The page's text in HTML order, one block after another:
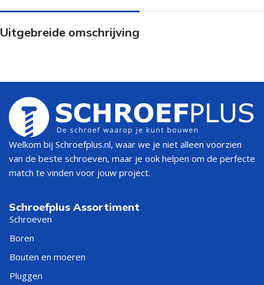
Uitgebreide omschrijving
Welkom bij Schroefplus.nl, waar we je niet alleen voorzien
van de beste schroeven, maar je ook helpen om de perfecte
match te vinden voor jouw project.
Schroefplus Assortiment
Schroeven
Boren
Bouten en moeren
Pluggen